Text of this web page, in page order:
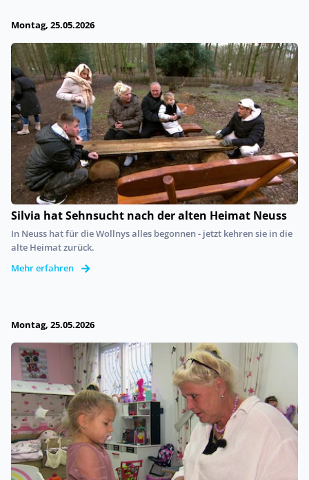
Montag, 25.05.2026
Silvia hat Sehnsucht nach der alten Heimat Neuss
In Neuss hat für die Wollnys alles begonnen - jetzt kehren sie in die
alte Heimat zurück.
Mehr erfahren
Montag, 25.05.2026